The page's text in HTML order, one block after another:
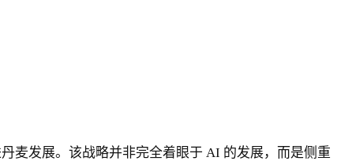
麦发展。该战略并非完全着眼于 AI 的发展，而是侧重